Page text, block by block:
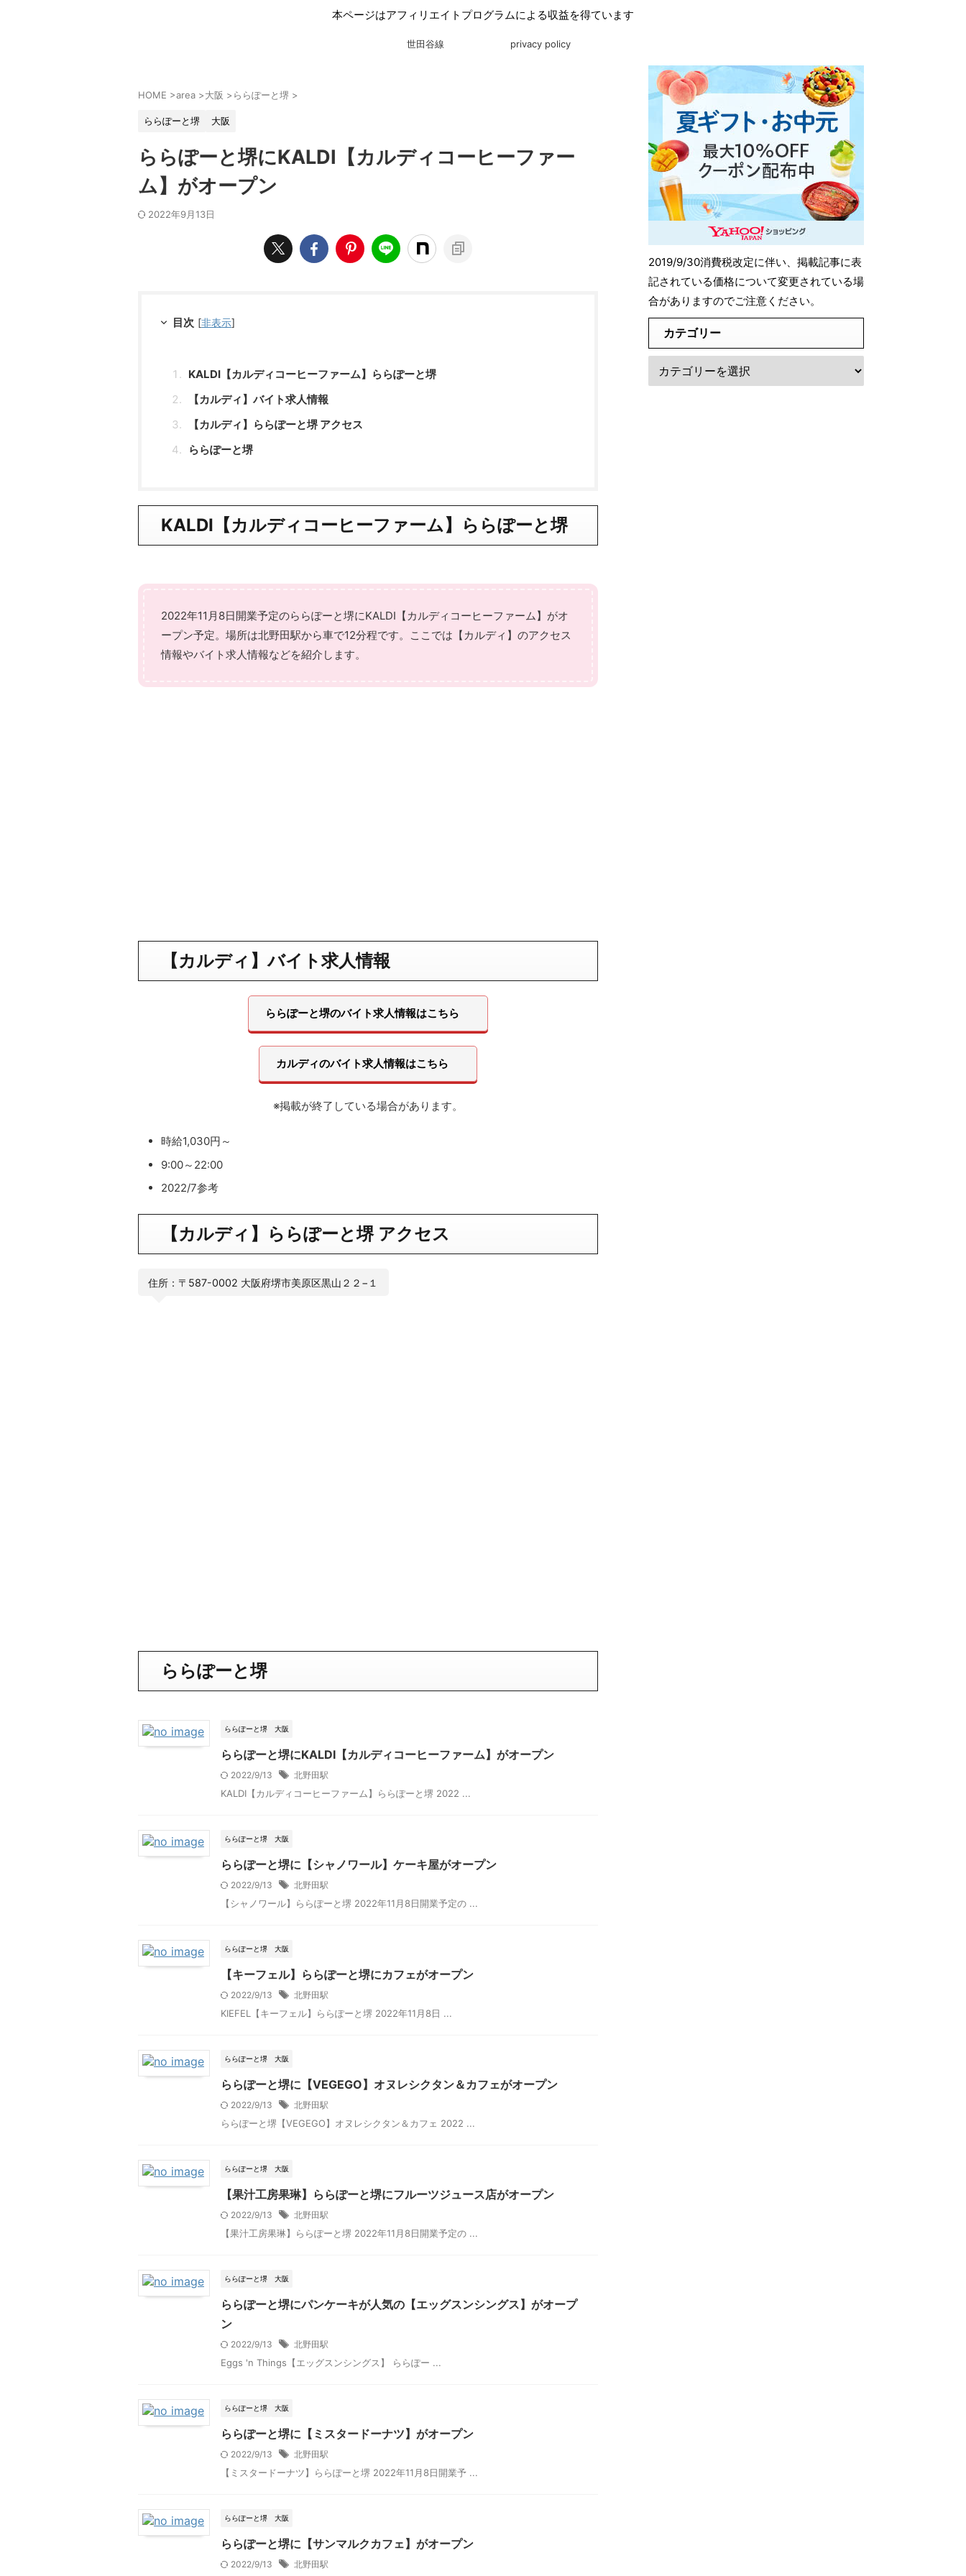
本ページはアフィリエイトプログラムによる収益を得ています
世田谷線 privacy policy
HOME >area >大阪 >ららぽーと堺 >
ららぽーと堺 大阪
ららぽーと堺にKALDI【カルディコーヒーファー
ム】がオープン
2022年9月13日
目次 [非表示]
KALDI【カルディコーヒーファーム】ららぽーと堺
【カルディ】バイト求人情報
【カルディ】ららぽーと堺 アクセス
ららぽーと堺
KALDI【カルディコーヒーファーム】 ららぽーと堺
2022年11月8日開業予定のららぽーと堺にKALDI【カルディコーヒーファーム】がオ
ープン予定。場所は北野田駅から車で12分程です。ここでは【カルディ】のアクセス
情報やバイト求人情報などを紹介します。
【カルディ】バイト求人情報
ららぽーと堺のバイト求人情報はこちら
カルディのバイト求人情報はこちら
※掲載が終了している場合があります。
時給1,030円～
9:00～22:00
2022/7参考
【カルディ】 ららぽーと堺アクセス
住所：〒587-0002 大阪府堺市美原区黒山２２−１
ららぽーと堺
ららぽーと堺 大阪
ららぽーと堺にKALDI【カルディコーヒーファーム】がオープン
2022/9/13 北野田駅
KALDI【カルディコーヒーファーム】ららぽーと堺 2022 ...
ららぽーと堺 大阪
ららぽーと堺に【シャノワール】ケーキ屋がオープン
2022/9/13 北野田駅
【シャノワール】ららぽーと堺 2022年11月8日開業予定の ...
ららぽーと堺 大阪
【キーフェル】ららぽーと堺にカフェがオープン
2022/9/13 北野田駅
KIEFEL【キーフェル】ららぽーと堺 2022年11月8日 ...
ららぽーと堺 大阪
ららぽーと堺に【VEGEGO】オヌレシクタン＆カフェがオープン
2022/9/13 北野田駅
ららぽーと堺【VEGEGO】オヌレシクタン＆カフェ 2022 ...
ららぽーと堺 大阪
【果汁工房果琳】ららぽーと堺にフルーツジュース店がオープン
2022/9/13 北野田駅
【果汁工房果琳】ららぽーと堺 2022年11月8日開業予定の ...
ららぽーと堺 大阪
ららぽーと堺にパンケーキが人気の【エッグスンシングス】がオープ
ン
2022/9/13 北野田駅
Eggs 'n Things【エッグスンシングス】 ららぽー ...
ららぽーと堺 大阪
ららぽーと堺に【ミスタードーナツ】がオープン
2022/9/13 北野田駅
【ミスタードーナツ】ららぽーと堺 2022年11月8日開業予 ...
ららぽーと堺 大阪
ららぽーと堺に【サンマルクカフェ】がオープン
2022/9/13 北野田駅
2019/9/30消費税改定に伴い、掲載記事に表
記されている価格について変更されている場
合がありますのでご注意ください。
カテゴリー